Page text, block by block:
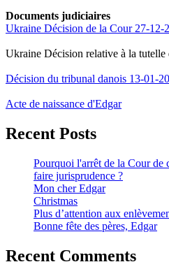
Documents judiciaires
Ukraine Décision de la Cour 27-12-
Ukraine Décision relative à la tutelle
Décision du tribunal danois 13-01-
Acte de naissance d'Edgar
Recent Posts
Pourquoi l'arrêt de la Cour de
faire jurisprudence ?
Mon cher Edgar
Christmas
Plus d’attention aux
Bonne fête des pères, Edgar
Recent Comments